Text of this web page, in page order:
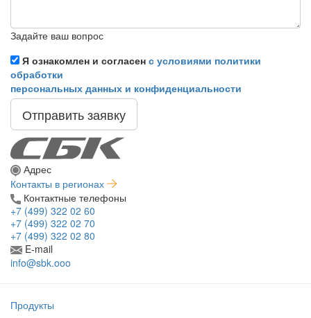
Задайте ваш вопрос
Я ознакомлен и согласен с условиями политики
обработки
персональных данных и конфиденциальности
Отправить заявку
Адрес
Контакты в регионах
Контактные телефоны
+7 (499) 322 02 60
+7 (499) 322 02 70
+7 (499) 322 02 80
E-mail
info@sbk.ooo
Продукты